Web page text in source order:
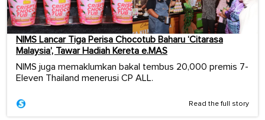
NIMS Lancar Tiga Perisa Chocotub Baharu ‘Citarasa
Malaysia’, Tawar Hadiah Kereta e.MAS
NIMS juga memaklumkan bakal tembus 20,000 premis 7-
Eleven Thailand menerusi CP ALL.
Read the full story